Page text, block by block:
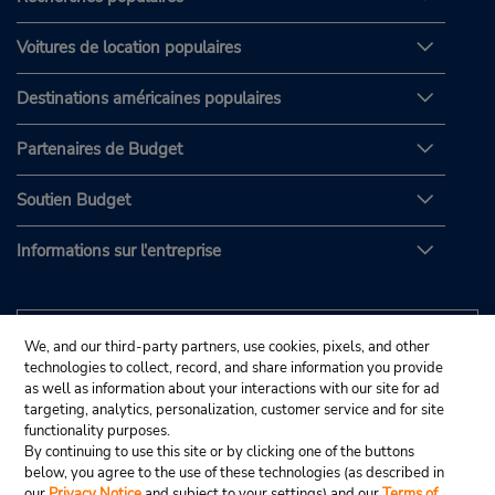
Voitures de location populaires
Destinations américaines populaires
Partenaires de Budget
Soutien Budget
Informations sur l'entreprise
We, and our third-party partners, use cookies, pixels, and other
technologies to collect, record, and share information you provide
as well as information about your interactions with our site for ad
targeting, analytics, personalization, customer service and for site
functionality purposes.
By continuing to use this site or by clicking one of the buttons
below, you agree to the use of these technologies (as described in